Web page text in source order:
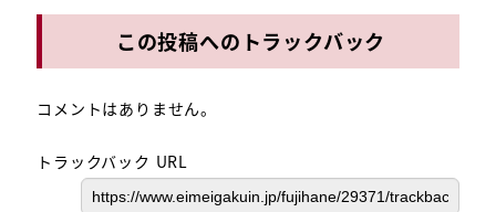
この投稿へのトラックバック
コメントはありません。
トラックバック URL